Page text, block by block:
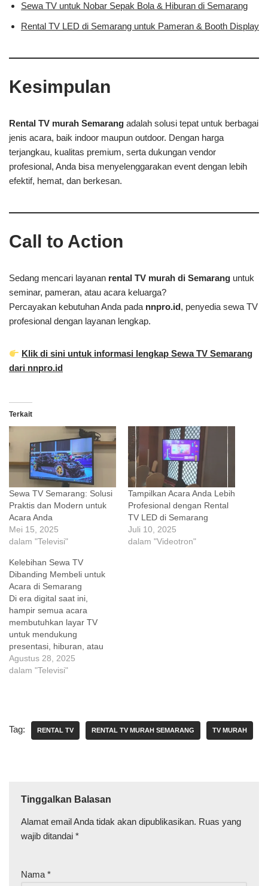
Sewa TV untuk Nobar Sepak Bola & Hiburan di Semarang
Rental TV LED di Semarang untuk Pameran & Booth Display
Kesimpulan
Rental TV murah Semarang adalah solusi tepat untuk berbagai
jenis acara, baik indoor maupun outdoor. Dengan harga
terjangkau, kualitas premium, serta dukungan vendor
profesional, Anda bisa menyelenggarakan event dengan lebih
efektif, hemat, dan berkesan.
Call to Action
Sedang mencari layanan rental TV murah di Semarang untuk
seminar, pameran, atau acara keluarga?
Percayakan kebutuhan Anda pada nnpro.id, penyedia sewa TV
profesional dengan layanan lengkap.
Klik di sini untuk informasi lengkap Sewa TV Semarang
dari nnpro.id
Terkait
Sewa TV Semarang: Solusi
Praktis dan Modern untuk
Acara Anda
Mei 15, 2025
dalam "Televisi"
Tampilkan Acara Anda Lebih
Profesional dengan Rental
TV LED di Semarang
Juli 10, 2025
dalam "Videotron"
Kelebihan Sewa TV
Dibanding Membeli untuk
Acara di Semarang
Di era digital saat ini,
hampir semua acara
membutuhkan layar TV
untuk mendukung
presentasi, hiburan, atau
branding visual. Banyak
penyelenggara event di
akan membahas secara
detail kelebihan sewa TV
Agustus 28, 2025
dalam "Televisi"
Tag: RENTAL TV RENTAL TV MURAH SEMARANG TV MURAH
Tinggalkan Balasan
Alamat email Anda tidak akan dipublikasikan. Ruas yang
wajib ditandai *
Nama *